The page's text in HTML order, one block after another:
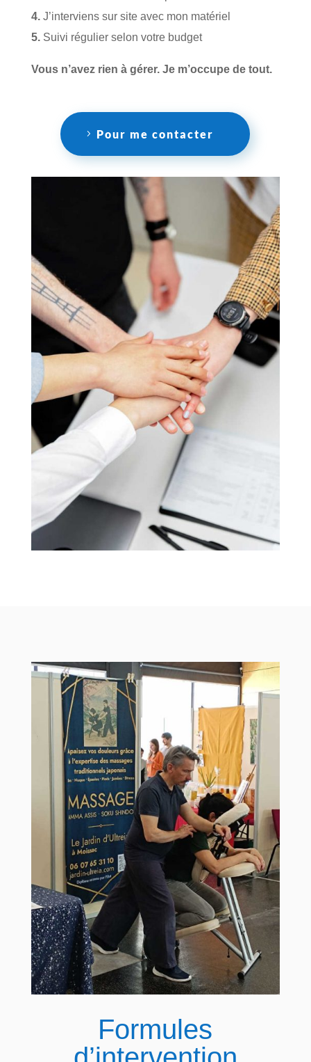
4.J’interviens sur site avec mon matériel
5.Suivi régulier selon votre budget
Vous n’avez rien à gérer. Je m’occupe de tout.
Pour me contacter
Formules